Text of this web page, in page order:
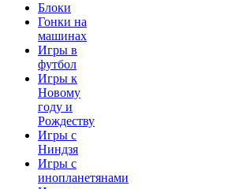
Блоки
Гонки на
машинах
Игры в
футбол
Игры к
Новому
году и
Рождеству
Игры с
Ниндзя
Игры с
инопланетянами